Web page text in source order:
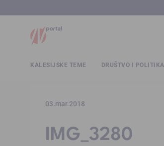
KALESIJSKE TEME DRUŠTVO I POLITIKA
03.mar.2018
IMG_3280